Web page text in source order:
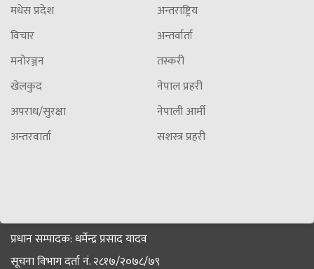
मधेस प्रदेश
विचार
मनोरञ्जन
खेलकुद
अपराध/सुरक्षा
अन्तरवार्ता
अन्तराष्ट्रिय
अन्तर्वार्ता
तस्करी
नेपाल प्रहरी
नेपाली आर्मी
सशस्त्र प्रहरी
प्रधान सम्पादक: धर्मेन्द्र प्रसाद यादव
सूचना विभाग दर्ता नं. २८१७/२०७८/७९